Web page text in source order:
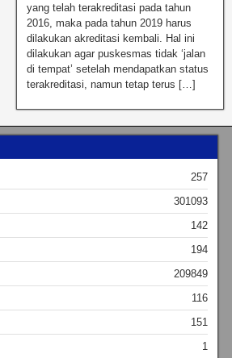
yang telah terakreditasi pada tahun
2016, maka pada tahun 2019 harus
dilakukan akreditasi kembali. Hal ini
dilakukan agar puskesmas tidak ‘jalan
di tempat’ setelah mendapatkan status
terakreditasi, namun tetap terus […]
257
301093
142
194
209849
116
151
1